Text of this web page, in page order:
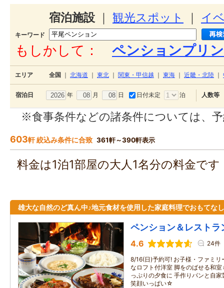
宿泊施設 観光スポット イ
キーワード
もしかして： ペンションプリ
エリア 全国 北海道 東北 関東・甲信越 東海 近畿・北陸
宿泊日 年 月 日 日付未定 泊 人数等
※食事条件などの諸条件については、
603軒 絞込み条件に合致 361軒～390軒表示
料金は1泊1部屋の大人1名分の料金で
雄大な自然のど真ん中♪地元食材を使用した家庭料理でおもてな
ペンション＆レスト
4.6 24件
8/16(日)予約可! お子様・ファミ
なロフト付洋室 脚をのばせる和
っぷりの夕食に 手作りパンと自
笑顔いっぱい☆